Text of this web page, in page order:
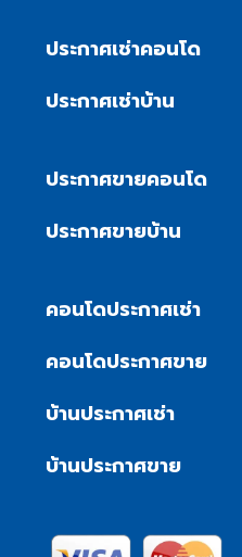
ประกาศเช่าคอนโด
ประกาศเช่าบ้าน
ประกาศขายคอนโด
ประกาศขายบ้าน
คอนโดประกาศเช่า
คอนโดประกาศขาย
บ้านประกาศเช่า
บ้านประกาศขาย